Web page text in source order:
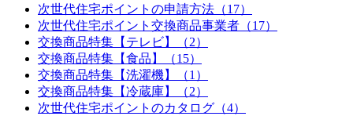
次世代住宅ポイントの申請方法（17）
次世代住宅ポイント交換商品事業者（17）
交換商品特集【テレビ】（2）
交換商品特集【食品】（15）
交換商品特集【洗濯機】（1）
交換商品特集【冷蔵庫】（2）
次世代住宅ポイントのカタログ（4）